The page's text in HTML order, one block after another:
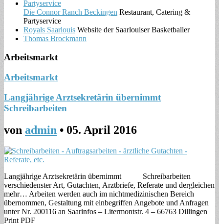
Die Connor Ranch Beckingen Restaurant, Catering &
Partyservice
Royals Saarlouis Website der Saarlouiser Basketballer
Thomas Brockmann
Arbeitsmarkt
Arbeitsmarkt
Langjährige Arztsekretärin übernimmt
Schreibarbeiten
von admin • 05. April 2016
Langjährige Arztsekretärin übernimmt Schreibarbeiten
verschiedenster Art, Gutachten, Arztbriefe, Referate und dergleichen
mehr… Arbeiten werden auch im nichtmedizinischen Bereich
übernommen, Gestaltung mit einbegriffen Angebote und Anfragen
unter Nr. 200116 an Saarinfos – Litermontstr. 4 – 66763 Dillingen
Print PDF